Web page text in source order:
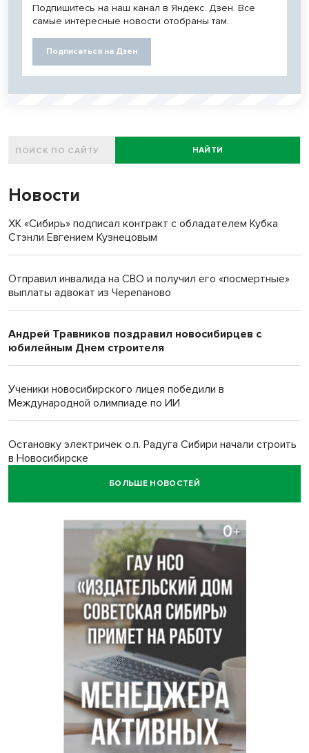
Подпишитесь на наш канал в Яндекс. Дзен. Все
самые интересные новости отобраны там.
Подписаться на Дзен
НАЙТИ
Новости
ХК «Сибирь» подписал контракт с обладателем Кубка
Стэнли Евгением Кузнецовым
Отправил инвалида на СВО и получил его «посмертные»
выплаты адвокат из Черепаново
Андрей Травников поздравил новосибирцев с
юбилейным Днем строителя
Ученики новосибирского лицея победили в
Международной олимпиаде по ИИ
Остановку электричек о.п. Радуга Сибири начали строить
в Новосибирске
Транспортная прокуратура проверит S7 после инцидента
500 литров ухи сварили новосибирцам на
Бугринском пляже
Под Новосибирском двое пострадали в ДТП с
перевернувшейся «ГАЗелью»
Легендарный хоккеист Тарасенко вернулся к брату в
БОЛЬШЕ НОВОСТЕЙ